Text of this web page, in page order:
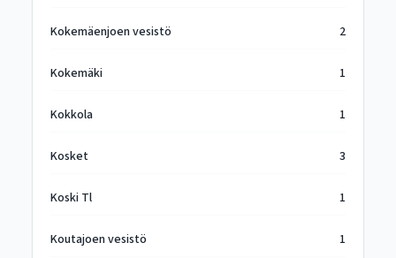
Kokemäenjoen vesistö 2
Kokemäki 1
Kokkola 1
Kosket 3
Koski Tl 1
Koutajoen vesistö 1